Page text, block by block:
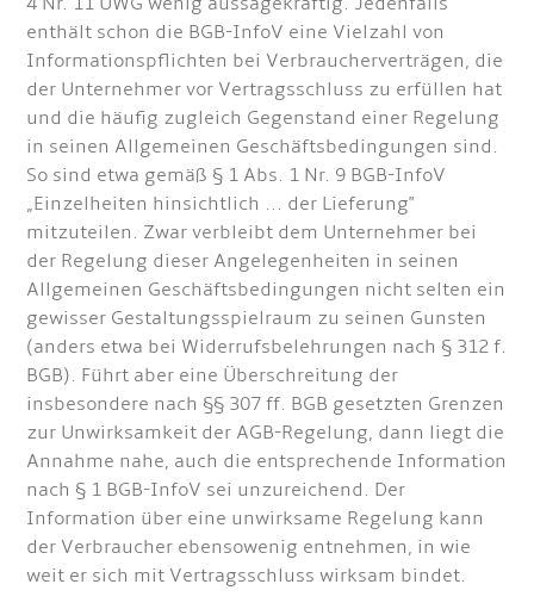
enthält schon die BGB-InfoV eine Vielzahl von
Informationspflichten bei Verbraucherverträgen, die
der Unternehmer vor Vertragsschluss zu erfüllen hat
und die häufig zugleich Gegenstand einer Regelung
in seinen Allgemeinen Geschäftsbedingungen sind.
So sind etwa gemäß § 1 Abs. 1 Nr. 9 BGB-InfoV
„Einzelheiten hinsichtlich ... der Lieferung"
mitzuteilen. Zwar verbleibt dem Unternehmer bei
der Regelung dieser Angelegenheiten in seinen
Allgemeinen Geschäftsbedingungen nicht selten ein
gewisser Gestaltungsspielraum zu seinen Gunsten
(anders etwa bei Widerrufsbelehrungen nach § 312 f.
BGB). Führt aber eine Überschreitung der
insbesondere nach §§ 307 ff. BGB gesetzten Grenzen
zur Unwirksamkeit der AGB-Regelung, dann liegt die
Annahme nahe, auch die entsprechende Information
nach § 1 BGB-InfoV sei unzureichend. Der
Information über eine unwirksame Regelung kann
der Verbraucher ebensowenig entnehmen, in wie
weit er sich mit Vertragsschluss wirksam bindet.